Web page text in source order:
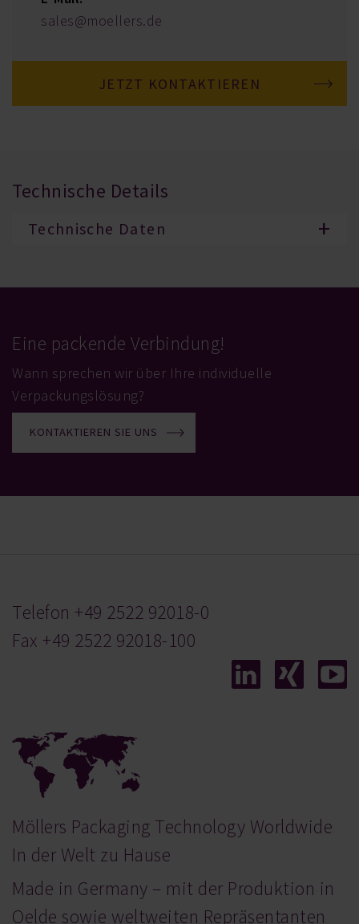
sales@moellers.de
JETZT KONTAKTIEREN
Technische Details
Technische Daten
Eine packende Verbindung!
Wann sprechen wir über Ihre individuelle
Verpackungslösung?
KONTAKTIEREN SIE UNS
Telefon +49 2522 92018-0
Fax +49 2522 92018-100
Möllers Packaging Technology Worldwide
In der Welt zu Hause
Made in Germany – mit der Produktion in
Oelde sowie weltweiten Repräsentanten